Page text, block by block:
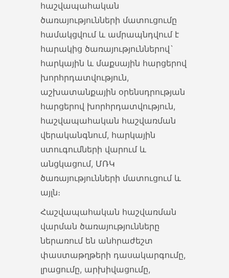
25 Apr 2022
Էլեկտրաշարժիչով տրանսպորտային
միջոցների ներմուծում
Էլեկտրաշարժիչով շարժիչային
տրանսպորտային միջոցների
ներմուծում առանց
մաքսատուրքի վճարման ՀՀ...
21 Apr 2022
ՏՏ ոլորտի աջակցության փոփոխություն
ՏՏ ոլորտի պետական
աջակցության տրամադրման
կարգի փոփոխություն ՀՀ
կառավարության...
15 Apr 2022
Սպիտակ շաքարի ներմուծման քվոտա
հաշվապահական
ծառայությունների մատուցումը
համակցվում և ամրապնդվում է
հարակից ծառայություններով`
հարկային և մաքսային հարցերով
խորհրդատվություն,
աշխատանքային օրենսդրության
հարցերով խորհրդատվություն,
հաշվապահական հաշվառման
վերականգնում, հարկային
ստուգումների վարում և
անցկացում, ՄՌԿ
ծառայությունների մատուցում և
այլն։
Հաշվապահական հաշվառման
վարման ծառայությունները
ներառում են անհրաժեշտ
փաստաթղթերի դասակարգումը,
լրացումը, արխիվացումը,